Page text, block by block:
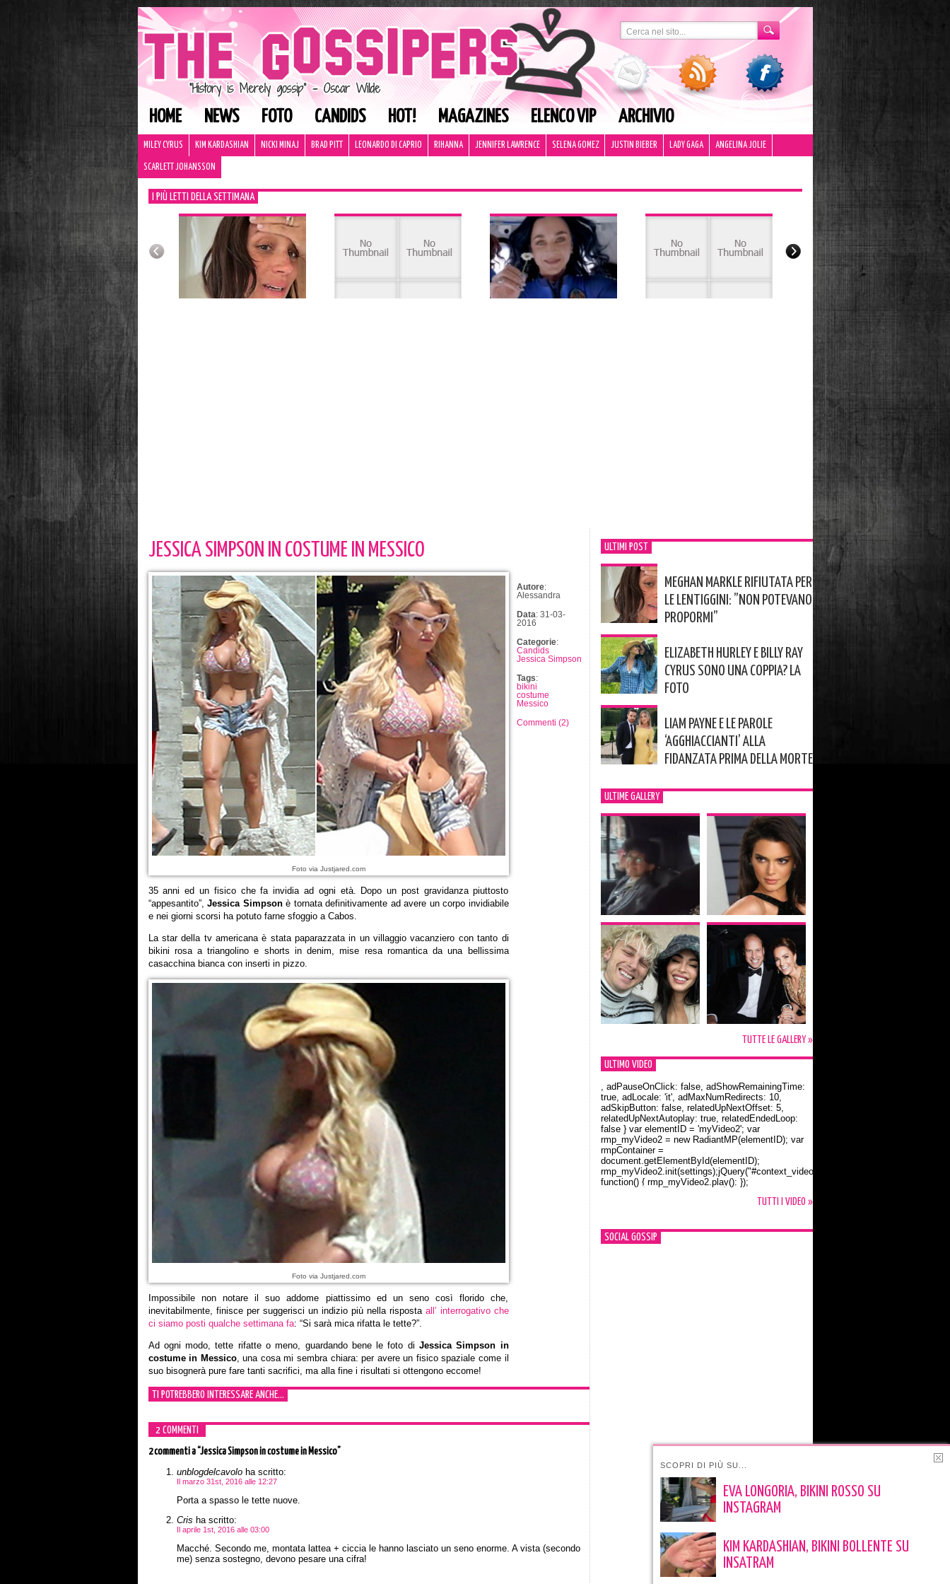
HOME NEWS FOTO CANDIDS HOT! MAGAZINES ELENCO VIP ARCHIVIO
MILEY CYRUS KIM KARDASHIAN NICKI MINAJ BRAD PITT LEONARDO DI CAPRIO RIHANNA JENNIFER LAWRENCE SELENA GOMEZ JUSTIN BIEBER LADY GAGA ANGELINA JOLIE
SCARLETT JOHANSSON
I PIÙ LETTI DELLA SETTIMANA
JESSICA SIMPSON IN COSTUME IN MESSICO
Foto via Justjared.com
35 anni ed un fisico che fa invidia ad ogni età. Dopo un post gravidanza piuttosto
“appesantito”, Jessica Simpsonè tornata definitivamente ad avere un corpo invidiabile
e nei giorni scorsi ha potuto farne sfoggio a Cabos.
La star della tv americana è stata paparazzata in un villaggio vacanziero con tanto di
bikini rosa a triangolino e shorts in denim, mise resa romantica da una bellissima
casacchina bianca con inserti in pizzo.
Foto via Justjared.com
Impossibile non notare il suo addome piattissimo ed un seno così florido che,
inevitabilmente, finisce per suggerisci un indizio più nella risposta all’ interrogativo che
ci siamo posti qualche settimana fa: “Si sarà mica rifatta le tette?”.
Ad ogni modo, tette rifatte o meno, guardando bene le foto di Jessica Simpson in
costume in Messico, una cosa mi sembra chiara: per avere un fisico spaziale come il
suo bisognerà pure fare tanti sacrifici, ma alla fine i risultati si ottengono eccome!
Autore:
Alessandra
Data: 31-03-
2016
Categorie:
Candids
Jessica Simpson
Tags:
bikini
costume
Messico
Commenti (2)
TI POTREBBERO INTERESSARE ANCHE...
2 COMMENTI
2 commentia “Jessica Simpson in costume in Messico”
unblogdelcavoloha scritto:
Il marzo 31st, 2016 alle 12:27
Porta a spasso le tette nuove.
Cris ha scritto:
Il aprile 1st, 2016 alle 03:00
Macché. Secondo me, montata lattea + ciccia le hanno lasciato un seno enorme. A vista (secondo
me) senza sostegno, devono pesare una cifra!
ULTIMI POST
MEGHAN MARKLE RIFIUTATA PER
LE LENTIGGINI: ”NON POTEVANO
PROPORMI”
ELIZABETH HURLEY E BILLY RAY
CYRUS SONO UNA COPPIA? LA
FOTO
LIAM PAYNE E LE PAROLE
‘AGGHIACCIANTI’ ALLA
FIDANZATA PRIMA DELLA MORTE
ULTIME GALLERY
TUTTE LE GALLERY »
ULTIMO VIDEO
Orlando Bloom e la t-shirt dedicata a Flynn
, adPauseOnClick: false, adShowRemainingTime:
true, adLocale: 'it', adMaxNumRedirects: 10,
adSkipButton: false, relatedUpNextOffset: 5,
relatedUpNextAutoplay: true, relatedEndedLoop:
false } var elementID = 'myVideo2'; var
rmp_myVideo2 = new RadiantMP(elementID); var
rmpContainer =
document.getElementById(elementID);
rmp_myVideo2.init(settings);jQuery("#context_video2").one("mouseover",
function() { rmp_myVideo2.play(); });
TUTTI I VIDEO »
SOCIAL GOSSIP
SCOPRI DI PIÙ SU...
EVA LONGORIA, BIKINI ROSSO SU
INSTAGRAM
KIM KARDASHIAN, BIKINI BOLLENTE SU
INSATRAM